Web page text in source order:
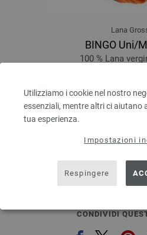
Utilizziamo i cookie nel nostro
essenziali, mentre altri ci aiutano
tua esperienza.
Impostazioni
Respingere
Lana
BINGO Uni/
100 % Lana
3,28 €RRP:
3,83 $RRP:
escl. IVA., più. spese di spedizione,
prev
CONDIVIDI